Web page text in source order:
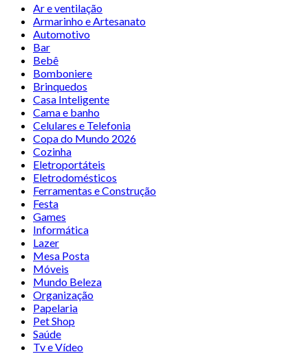
Ar e ventilação
Armarinho e Artesanato
Automotivo
Bar
Bebê
Bomboniere
Brinquedos
Casa Inteligente
Cama e banho
Celulares e Telefonia
Copa do Mundo 2026
Cozinha
Eletroportáteis
Eletrodomésticos
Ferramentas e Construção
Festa
Games
Informática
Lazer
Mesa Posta
Móveis
Mundo Beleza
Organização
Papelaria
Pet Shop
Saúde
Tv e Vídeo